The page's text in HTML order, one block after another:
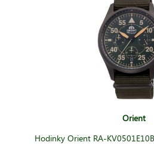
Orient
Hodinky Orient RA-